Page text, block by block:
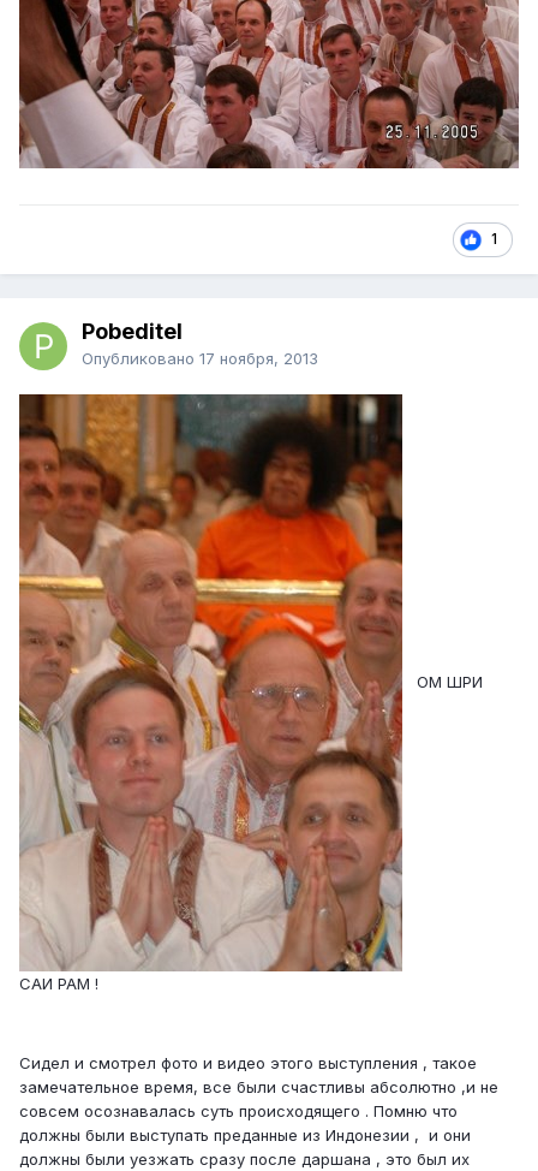
1
Pobeditel
Опубликовано 17 ноября, 2013
ОМ ШРИ
САИ РАМ !
Сидел и смотрел фото и видео этого выступления , такое
замечательное время, все были счастливы абсолютно ,и не
совсем осознавалась суть происходящего . Помню что
должны были выступать преданные из Индонезии , и они
должны были уезжать сразу после даршана , это был их